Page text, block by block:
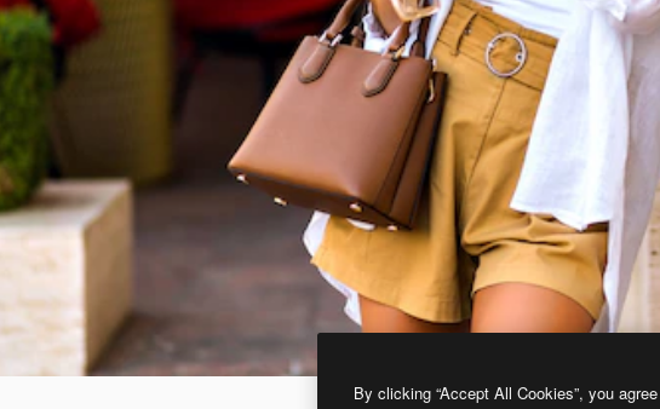
By clicking “Accept All Cookies”, you